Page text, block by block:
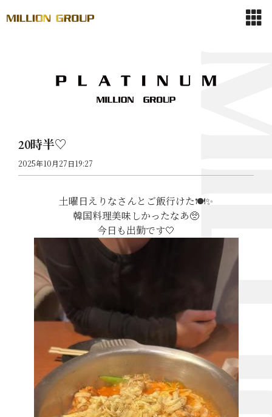
20時半♡
2025年10月27日19:27
土曜日えりなさんとご飯行けた🍽️✨
韓国料理美味しかったなあ🥺
今日も出勤です🤍